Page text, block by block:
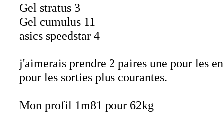
Gel stratus 3
Gel cumulus 11
asics speedstar 4
j'aimerais prendre 2 paires une pour les
pour les sorties plus courantes.
Mon profil 1m81 pour 62kg